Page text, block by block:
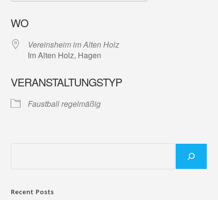
WO
Vereinsheim im Alten Holz
Im Alten Holz, Hagen
VERANSTALTUNGSTYP
Faustball regelmäßig
Recent Posts